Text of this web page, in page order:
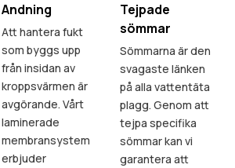
Andning
Att hantera fukt
som byggs upp
från insidan av
kroppsvärmen är
avgörande. Vårt
laminerade
membransystem
erbjuder
Tejpade
sömmar
Sömmarna är den
svagaste länken
på alla vattentäta
plagg. Genom att
tejpa specifika
sömmar kan vi
garantera att